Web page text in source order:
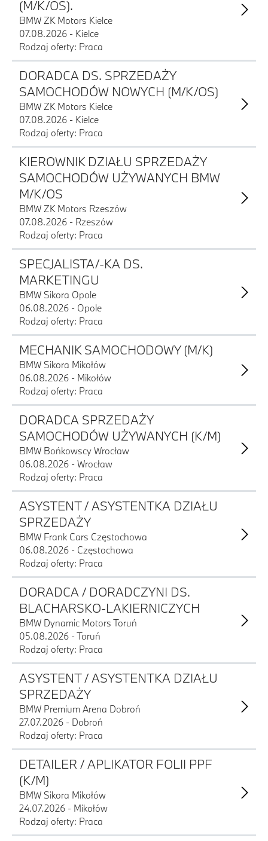
(M/K/OS).
BMW ZK Motors Kielce
07.08.2026 - Kielce
Rodzaj oferty: Praca
DORADCA DS. SPRZEDAŻY
SAMOCHODÓW NOWYCH (M/K/OS)
BMW ZK Motors Kielce
07.08.2026 - Kielce
Rodzaj oferty: Praca
KIEROWNIK DZIAŁU SPRZEDAŻY
SAMOCHODÓW UŻYWANYCH BMW
M/K/OS
BMW ZK Motors Rzeszów
07.08.2026 - Rzeszów
Rodzaj oferty: Praca
SPECJALISTA/-KA DS.
MARKETINGU
BMW Sikora Opole
06.08.2026 - Opole
Rodzaj oferty: Praca
MECHANIK SAMOCHODOWY (M/K)
BMW Sikora Mikołów
06.08.2026 - Mikołów
Rodzaj oferty: Praca
DORADCA SPRZEDAŻY
SAMOCHODÓW UŻYWANYCH (K/M)
BMW Bońkowscy Wrocław
06.08.2026 - Wrocław
Rodzaj oferty: Praca
ASYSTENT / ASYSTENTKA DZIAŁU
SPRZEDAŻY
BMW Frank Cars Częstochowa
06.08.2026 - Częstochowa
Rodzaj oferty: Praca
DORADCA / DORADCZYNI DS.
BLACHARSKO-LAKIERNICZYCH
BMW Dynamic Motors Toruń
05.08.2026 - Toruń
Rodzaj oferty: Praca
ASYSTENT / ASYSTENTKA DZIAŁU
SPRZEDAŻY
BMW Premium Arena Dobroń
27.07.2026 - Dobroń
Rodzaj oferty: Praca
DETAILER / APLIKATOR FOLII PPF
(K/M)
BMW Sikora Mikołów
24.07.2026 - Mikołów
Rodzaj oferty: Praca